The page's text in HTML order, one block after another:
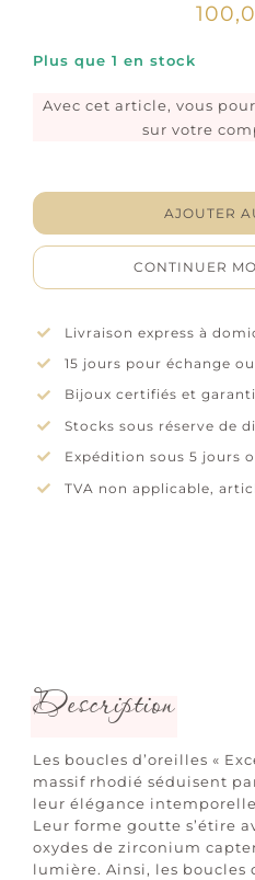
Plus que 1 en stock
Avec cet article, vous
sur votre
de
Boucles
d'oreilles
-
Argent
AJOUTER
CONTINUER
Livraison express à
15 jours pour échange
Bijoux certifiés et
Stocks sous réserve de
Expédition sous 5 jours
TVA non applicable,
Description
Les boucles d’oreilles «
massif rhodié séduisent
leur élégance
Leur forme goutte s’étire
oxydes de zirconium
lumière. Ainsi, les boucles